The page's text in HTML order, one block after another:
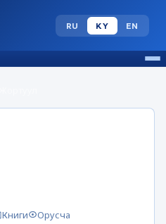
RU KY EN
Книги Орусча